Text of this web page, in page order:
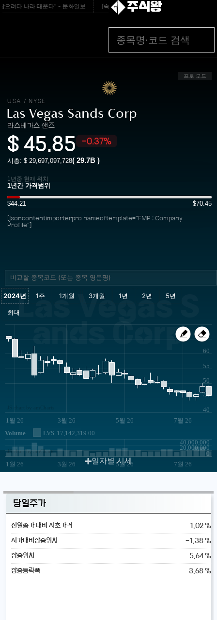
려다 나라 태운다” - 문화일보 [속보]프리마켓 ‘하한가’ 하닉, 본장서 9% 급
주식왕
프로 모드
USA / NYSE
Las Vegas Sands Corp
라스베가스 샌즈
$45.85 -0.37%
시총: $ 29,697,097,728( 29.7B )
1년중 현재 위치
$44.21 $70.45
[jsoncontentimporterpro nameoftemplate="FMP : Company
Profile"]
Las Vegas S
ands Corp
1월 26 3월 26 5월 26 7월 26
40
45
50
55
60
65
Volume LVS 17,142,319.00
1월 26 3월 26 5월 26 7월 26
0
20,000,000
40,000,000
JS chart by amCharts
일자별 시세
당일주가
전일종가 대비 시초가격 1.02 %
시가대비장중위치 -1.38 %
장중위치 5.64 %
장중등락폭 3.68 %